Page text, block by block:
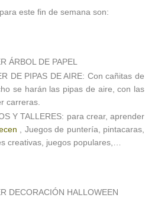
este fin de semana son:
ÁRBOL DE PAPEL
DE PIPAS DE AIRE: Con cañitas de
se harán las pipas de aire, con las
carreras.
Y TALLERES: para crear, aprender
, Juegos de puntería, pintacaras,
creativas, juegos populares,…
DECORACIÓN HALLOWEEN